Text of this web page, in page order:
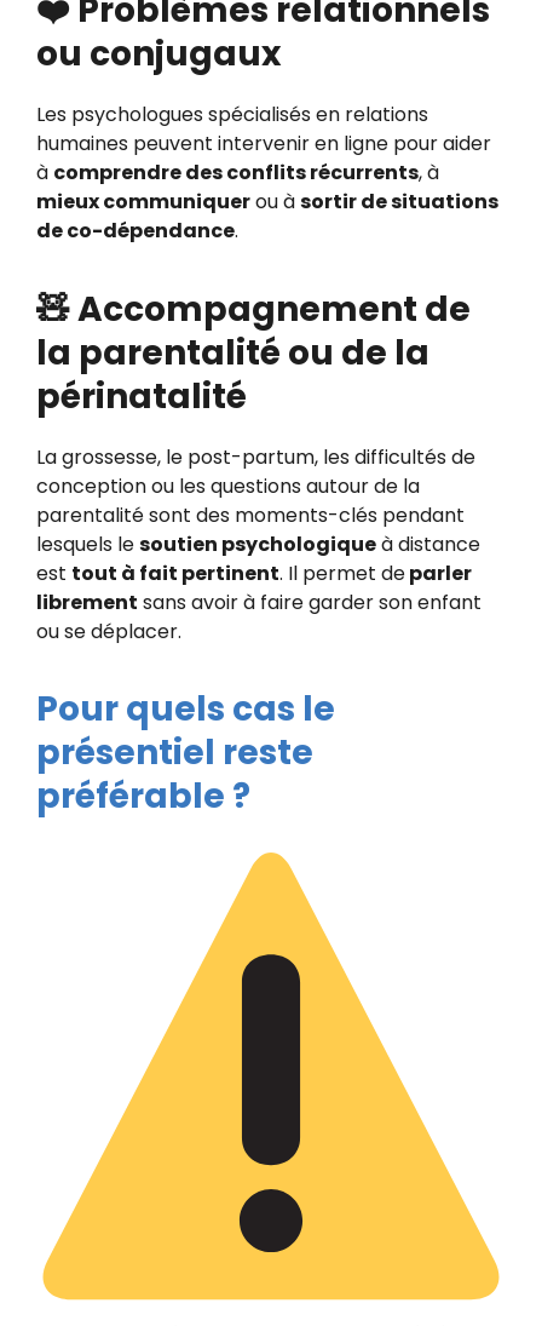
❤️ Problèmes relationnels
ou conjugaux
Les psychologues spécialisés en relations
humaines peuvent intervenir en ligne pour aider
à comprendre des conflits récurrents, à
mieux communiquerou àsortir de situations
de co-dépendance.
🧸 Accompagnement de
la parentalité ou de la
périnatalité
La grossesse, le post-partum, les difficultés de
conception ou les questions autour de la
parentalité sont des moments-clés pendant
lesquels lesoutien psychologiqueà distance
est tout à fait pertinent. Il permet deparler
librement sans avoir à faire garder son enfant
ou se déplacer.
Pour quels cas le
présentiel reste
préférable ?